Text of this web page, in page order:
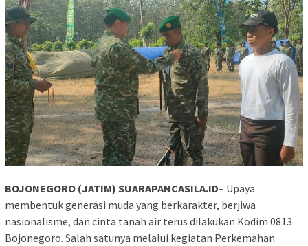
BOJONEGORO (JATIM) SUARAPANCASILA.ID– Upaya
membentuk generasi muda yang berkarakter, berjiwa
nasionalisme, dan cinta tanah air terus dilakukan Kodim 0813
Bojonegoro. Salah satunya melalui kegiatan Perkemahan